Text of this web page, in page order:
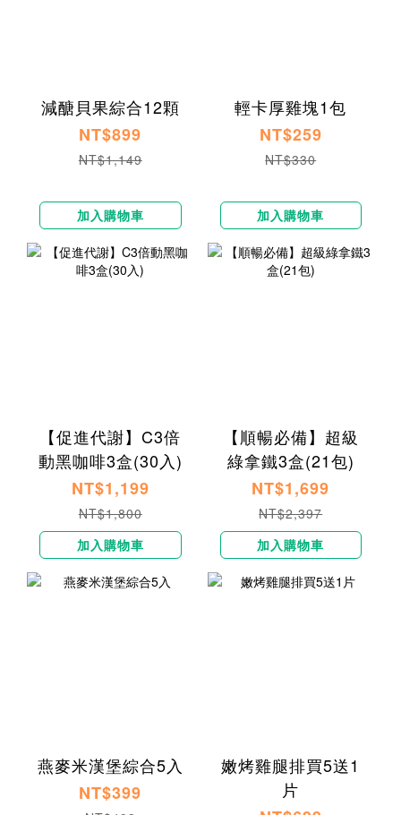
減醣貝果綜合12顆
NT$899
NT$1,149
加入購物車
輕卡厚雞塊1包
NT$259
NT$330
加入購物車
【促進代謝】C3倍
動黑咖啡3盒(30入)
NT$1,199
NT$1,800
加入購物車
【順暢必備】超級
綠拿鐵3盒(21包)
NT$1,699
NT$2,397
加入購物車
燕麥米漢堡綜合5入
NT$399
嫩烤雞腿排買5送1
片